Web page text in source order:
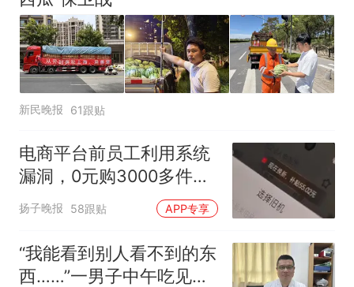
新民晚报 61跟贴
电商平台前员工利用系统
漏洞，0元购3000多件家
电！
扬子晚报 58跟贴 APP专享
“我能看到别人看不到的东
西……”一男子中午吃见手